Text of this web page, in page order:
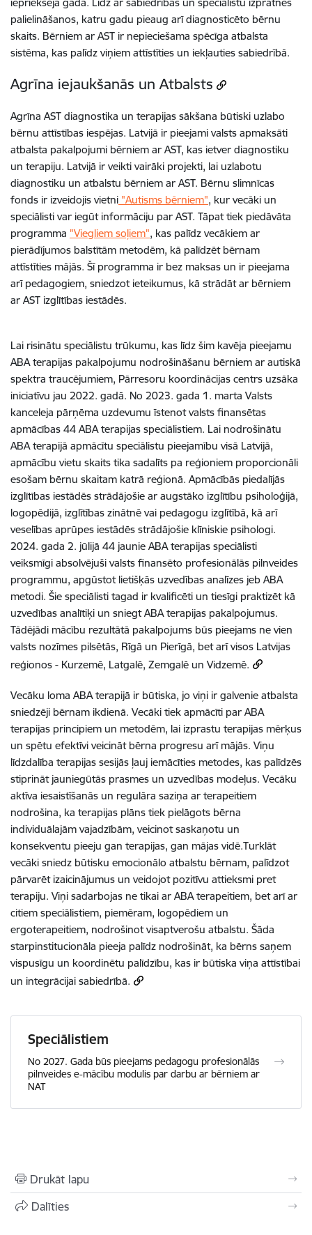
palielināšanos, katru gadu pieaug arī diagnosticēto bērnu
skaits. Bērniem ar AST ir nepieciešama spēcīga atbalsta
sistēma, kas palīdz viņiem attīstīties un iekļauties sabiedrībā.
Agrīna iejaukšanās un Atbalsts
Agrīna AST diagnostika un terapijas sākšana būtiski uzlabo
bērnu attīstības iespējas. Latvijā ir pieejami valsts apmaksāti
atbalsta pakalpojumi bērniem ar AST, kas ietver diagnostiku
un terapiju. Latvijā ir veikti vairāki projekti, lai uzlabotu
diagnostiku un atbalstu bērniem ar AST. Bērnu slimnīcas
fonds ir izveidojis vietni "Autisms bērniem", kur vecāki un
speciālisti var iegūt informāciju par AST. Tāpat tiek piedāvāta
programma "Viegliem soļiem", kas palīdz vecākiem ar
pierādījumos balstītām metodēm, kā palīdzēt bērnam
attīstīties mājās. Šī programma ir bez maksas un ir pieejama
arī pedagogiem, sniedzot ieteikumus, kā strādāt ar bērniem
ar AST izglītības iestādēs.
Lai risinātu speciālistu trūkumu, kas līdz šim kavēja pieejamu
ABA terapijas pakalpojumu nodrošināšanu bērniem ar autiskā
spektra traucējumiem, Pārresoru koordinācijas centrs uzsāka
iniciatīvu jau 2022. gadā. No 2023. gada 1. marta Valsts
kanceleja pārņēma uzdevumu īstenot valsts finansētas
apmācības 44 ABA terapijas speciālistiem. Lai nodrošinātu
ABA terapijā apmācītu speciālistu pieejamību visā Latvijā,
apmācību vietu skaits tika sadalīts pa reģioniem proporcionāli
esošam bērnu skaitam katrā reģionā. Apmācībās piedalījās
izglītības iestādēs strādājošie ar augstāko izglītību psiholoģijā,
logopēdijā, izglītības zinātnē vai pedagogu izglītībā, kā arī
veselības aprūpes iestādēs strādājošie klīniskie psihologi.
2024. gada 2. jūlijā 44 jaunie ABA terapijas speciālisti
veiksmīgi absolvējuši valsts finansēto profesionālās pilnveides
programmu, apgūstot lietišķās uzvedības analīzes jeb ABA
metodi. Šie speciālisti tagad ir kvalificēti un tiesīgi praktizēt kā
uzvedības analītiķi un sniegt ABA terapijas pakalpojumus.
Tādējādi mācību rezultātā pakalpojums būs pieejams ne vien
valsts nozīmes pilsētās, Rīgā un Pierīgā, bet arī visos Latvijas
reģionos - Kurzemē, Latgalē, Zemgalē un Vidzemē.
Vecāku loma ABA terapijā ir būtiska, jo viņi ir galvenie atbalsta
sniedzēji bērnam ikdienā. Vecāki tiek apmācīti par ABA
terapijas principiem un metodēm, lai izprastu terapijas mērķus
un spētu efektīvi veicināt bērna progresu arī mājās. Viņu
līdzdalība terapijas sesijās ļauj iemācīties metodes, kas palīdzēs
stiprināt jauniegūtās prasmes un uzvedības modeļus. Vecāku
aktīva iesaistīšanās un regulāra saziņa ar terapeitiem
nodrošina, ka terapijas plāns tiek pielāgots bērna
individuālajām vajadzībām, veicinot saskaņotu un
konsekventu pieeju gan terapijas, gan mājas vidē.Turklāt
vecāki sniedz būtisku emocionālo atbalstu bērnam, palīdzot
pārvarēt izaicinājumus un veidojot pozitīvu attieksmi pret
terapiju. Viņi sadarbojas ne tikai ar ABA terapeitiem, bet arī ar
citiem speciālistiem, piemēram, logopēdiem un
ergoterapeitiem, nodrošinot visaptverošu atbalstu. Šāda
starpinstitucionāla pieeja palīdz nodrošināt, ka bērns saņem
vispusīgu un koordinētu palīdzību, kas ir būtiska viņa attīstībai
un integrācijai sabiedrībā.
Speciālistiem
No 2027. Gada būs pieejams pedagogu profesionālās
pilnveides e-mācību modulis par darbu ar bērniem ar
NAT
Drukāt lapu
Dalīties